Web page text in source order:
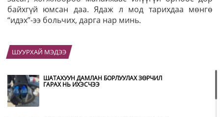
байхгүй юмсан даа. Ядаж л мод тарихдаа мөнгө
“идэх”-ээ больчих, дарга нар минь.
ШУУРХАЙ МЭДЭЭ
ШАТАХУУН ДАМЛАН БОРЛУУЛАХ ЗӨРЧИЛ
ГАРАХ НЬ ИХЭСЧЭЭ